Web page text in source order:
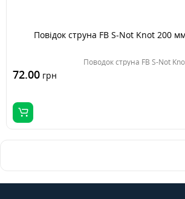
Повідок струна FB S-Not Knot 200
Поводок струна FB S-Not
72.00 грн